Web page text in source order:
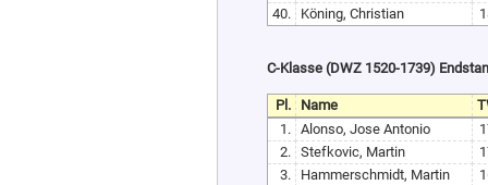
40.
Köning, Christian
C-Klasse (DWZ 1520-1739)
Pl. Name
1.
Alonso, Jose Antonio
2.
Stefkovic, Martin
3.
Hammerschmidt, Martin